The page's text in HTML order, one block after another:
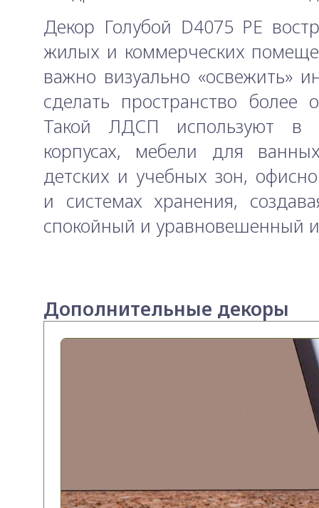
Декор Голубой D4075 PE
жилых и коммерческих
важно визуально «освежить»
сделать пространство более
Такой ЛДСП используют в
корпусах, мебели для
детских и учебных зон,
и системах хранения,
спокойный и уравновешенный
Дополнительные декоры